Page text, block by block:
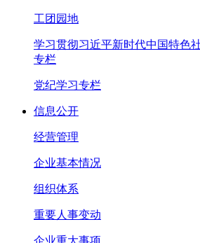
工团园地
学习贯彻习近平新时代中国特色
专栏
党纪学习专栏
信息公开
经营管理
企业基本情况
组织体系
重要人事变动
企业重大事项